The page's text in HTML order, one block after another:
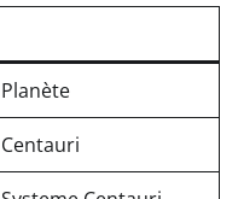
Planète
Centauri